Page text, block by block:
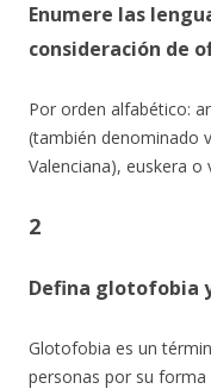
Enumere las
consideración de
Por orden alfabético:
(también denominado
Valenciana), euskera o
2
Defina glotofobia
Glotofobia es un
personas por su